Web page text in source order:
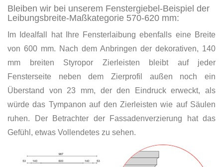
Bleiben wir bei unserem Fenstergiebel-Beispiel der
Leibungsbreite-Maßkategorie 570-620 mm:
Im Idealfall hat Ihre Fensterlaibung ebenfalls eine Breite
von 600 mm. Nach dem Anbringen der dekorativen, 140
mm breiten Styropor Zierleisten bleibt auf jeder
Fensterseite neben dem Zierprofil außen noch ein
Überstand von 23 mm, der den Eindruck erweckt, als
würde das Tympanon auf den Zierleisten wie auf Säulen
ruhen. Der Betrachter der Fassadenverzierung hat das
Gefühl, etwas Vollendetes zu sehen.